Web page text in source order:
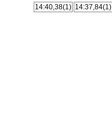
14:40,38(1) 14:37,84(1)